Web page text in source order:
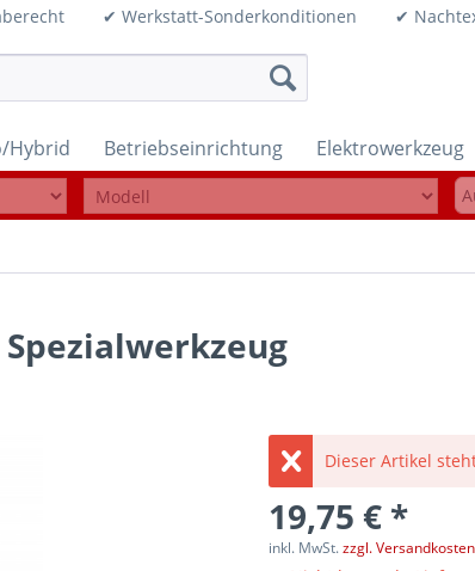
✔ Werkstatt-Sonderkonditionen ✔
Hybrid Betriebseinrichtung Elektrowerkzeug
Dieser Artikel
19,75 € *
inkl. MwSt.zzgl. Versandkosten